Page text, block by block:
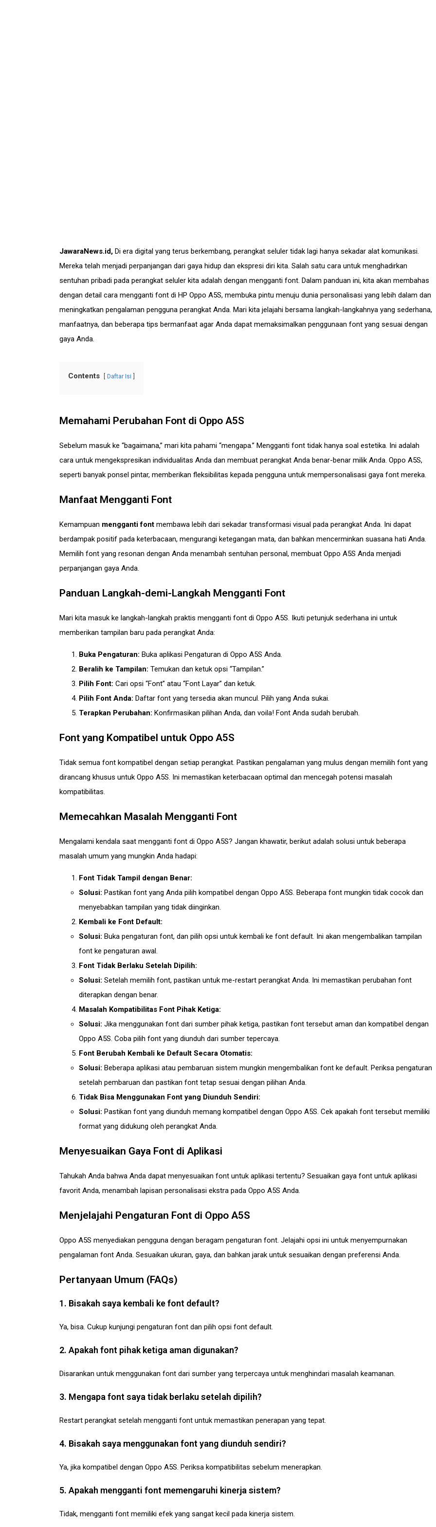
JawaraNews.id, Di era digital yang terus berkembang, perangkat seluler tidak lagi hanya sekadar alat komunikasi.
Mereka telah menjadi perpanjangan dari gaya hidup dan ekspresi diri kita. Salah satu cara untuk menghadirkan
sentuhan pribadi pada perangkat seluler kita adalah dengan mengganti font. Dalam panduan ini, kita akan membahas
dengan detail cara mengganti font di HP Oppo A5S, membuka pintu menuju dunia personalisasi yang lebih dalam dan
meningkatkan pengalaman pengguna perangkat Anda. Mari kita jelajahi bersama langkah-langkahnya yang sederhana,
manfaatnya, dan beberapa tips bermanfaat agar Anda dapat memaksimalkan penggunaan font yang sesuai dengan
gaya Anda.
Contents Daftar Isi
Memahami Perubahan Font di Oppo A5S
Sebelum masuk ke “bagaimana,” mari kita pahami “mengapa.” Mengganti font tidak hanya soal estetika. Ini adalah
cara untuk mengekspresikan individualitas Anda dan membuat perangkat Anda benar-benar milik Anda. Oppo A5S,
seperti banyak ponsel pintar, memberikan fleksibilitas kepada pengguna untuk mempersonalisasi gaya font mereka.
Manfaat Mengganti Font
Kemampuan mengganti font membawa lebih dari sekadar transformasi visual pada perangkat Anda. Ini dapat
berdampak positif pada keterbacaan, mengurangi ketegangan mata, dan bahkan mencerminkan suasana hati Anda.
Memilih font yang resonan dengan Anda menambah sentuhan personal, membuat Oppo A5S Anda menjadi
perpanjangan gaya Anda.
Panduan Langkah-demi-Langkah Mengganti Font
Mari kita masuk ke langkah-langkah praktis mengganti font di Oppo A5S. Ikuti petunjuk sederhana ini untuk
memberikan tampilan baru pada perangkat Anda:
Buka Pengaturan: Buka aplikasi Pengaturan di Oppo A5S Anda.
Beralih ke Tampilan: Temukan dan ketuk opsi “Tampilan.”
Pilih Font: Cari opsi “Font” atau “Font Layar” dan ketuk.
Pilih Font Anda: Daftar font yang tersedia akan muncul. Pilih yang Anda sukai.
Terapkan Perubahan: Konfirmasikan pilihan Anda, dan voila! Font Anda sudah berubah.
Font yang Kompatibel untuk Oppo A5S
Tidak semua font kompatibel dengan setiap perangkat. Pastikan pengalaman yang mulus dengan memilih font yang
dirancang khusus untuk Oppo A5S. Ini memastikan keterbacaan optimal dan mencegah potensi masalah
kompatibilitas.
Memecahkan Masalah Mengganti Font
Mengalami kendala saat mengganti font di Oppo A5S? Jangan khawatir, berikut adalah solusi untuk beberapa
masalah umum yang mungkin Anda hadapi:
Font Tidak Tampil dengan Benar:
Solusi: Pastikan font yang Anda pilih kompatibel dengan Oppo A5S. Beberapa font mungkin tidak cocok dan
menyebabkan tampilan yang tidak diinginkan.
Kembali ke Font Default:
Solusi: Buka pengaturan font, dan pilih opsi untuk kembali ke font default. Ini akan mengembalikan tampilan
font ke pengaturan awal.
Font Tidak Berlaku Setelah Dipilih:
Solusi: Setelah memilih font, pastikan untuk me-restart perangkat Anda. Ini memastikan perubahan font
diterapkan dengan benar.
Masalah Kompatibilitas Font Pihak Ketiga:
Solusi: Jika menggunakan font dari sumber pihak ketiga, pastikan font tersebut aman dan kompatibel dengan
Oppo A5S. Coba pilih font yang diunduh dari sumber tepercaya.
Font Berubah Kembali ke Default Secara Otomatis:
Solusi: Beberapa aplikasi atau pembaruan sistem mungkin mengembalikan font ke default. Periksa pengaturan
setelah pembaruan dan pastikan font tetap sesuai dengan pilihan Anda.
Tidak Bisa Menggunakan Font yang Diunduh Sendiri:
Solusi: Pastikan font yang diunduh memang kompatibel dengan Oppo A5S. Cek apakah font tersebut memiliki
format yang didukung oleh perangkat Anda.
Menyesuaikan Gaya Font di Aplikasi
Tahukah Anda bahwa Anda dapat menyesuaikan font untuk aplikasi tertentu? Sesuaikan gaya font untuk aplikasi
favorit Anda, menambah lapisan personalisasi ekstra pada Oppo A5S Anda.
Menjelajahi Pengaturan Font di Oppo A5S
Oppo A5S menyediakan pengguna dengan beragam pengaturan font. Jelajahi opsi ini untuk menyempurnakan
pengalaman font Anda. Sesuaikan ukuran, gaya, dan bahkan jarak untuk sesuaikan dengan preferensi Anda.
Pertanyaan Umum (FAQs)
1. Bisakah saya kembali ke font default?
Ya, bisa. Cukup kunjungi pengaturan font dan pilih opsi font default.
2. Apakah font pihak ketiga aman digunakan?
Disarankan untuk menggunakan font dari sumber yang terpercaya untuk menghindari masalah keamanan.
3. Mengapa font saya tidak berlaku setelah dipilih?
Restart perangkat setelah mengganti font untuk memastikan penerapan yang tepat.
4. Bisakah saya menggunakan font yang diunduh sendiri?
Ya, jika kompatibel dengan Oppo A5S. Periksa kompatibilitas sebelum menerapkan.
5. Apakah mengganti font memengaruhi kinerja sistem?
Tidak, mengganti font memiliki efek yang sangat kecil pada kinerja sistem.